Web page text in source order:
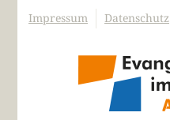
Impressum Datenschutz